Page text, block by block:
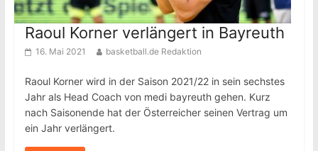
Raoul Korner verlängert in Bayreuth
16. Mai 2021 basketball.de Redaktion
Raoul Korner wird in der Saison 2021/22 in sein sechstes
Jahr als Head Coach von medi bayreuth gehen. Kurz
nach Saisonende hat der Österreicher seinen Vertrag um
ein Jahr verlängert.